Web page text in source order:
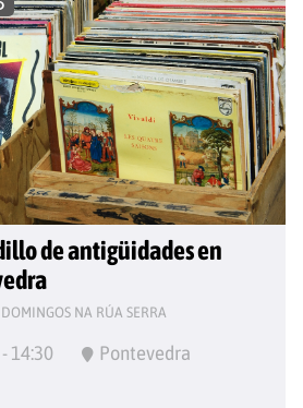
de antigüidades en
NA RÚA SERRA
14:30 Pontevedra